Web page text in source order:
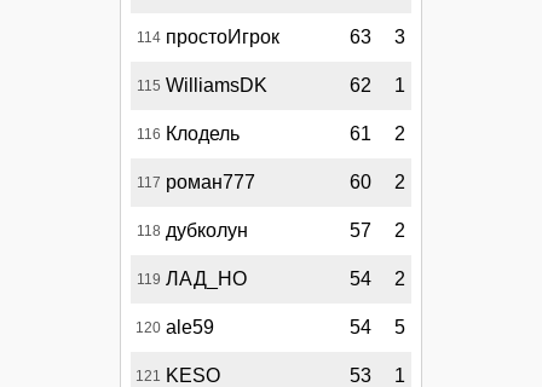
114 простоИгрок 63 3
115 WilliamsDK 62 1
116 Клодель 61 2
117 роман777 60 2
118 дубколун 57 2
119 ЛАД_НО 54 2
120 ale59 54 5
121 KESO 53 1